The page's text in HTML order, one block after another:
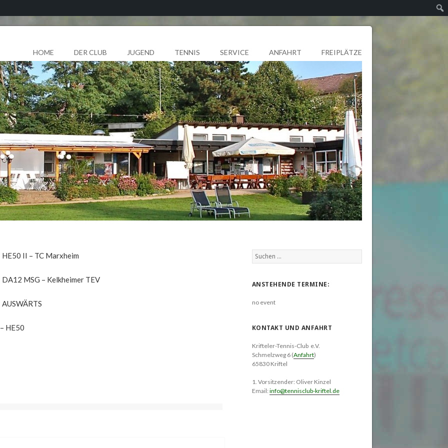
HOME DER CLUB JUGEND TENNIS SERVICE ANFAHRT FREIPLÄTZE
Suchen
nach:
ANSTEHENDE TERMINE:
no event
KONTAKT UND ANFAHRT
Krifteler-Tennis-Club e.V.
Schmelzweg 6 (Anfahrt)
65830 Kriftel
1. Vorsitzender: Oliver Kinzel
Email: info@tennisclub-kriftel.de
HE50 II – TC Marxheim
DA12 MSG – Kelkheimer TEV
AUSWÄRTS
HE50